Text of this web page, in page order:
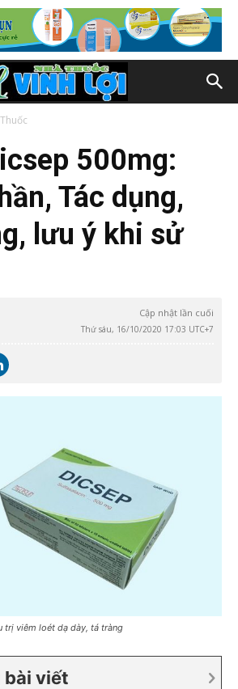
500mg:
Tác dụng,
lưu ý khi sử
Cập nhật lần cuối
Thứ sáu, 16/10/2020 17:03 UTC+7
viêm loét dạ dày, tá tràng
bài viết